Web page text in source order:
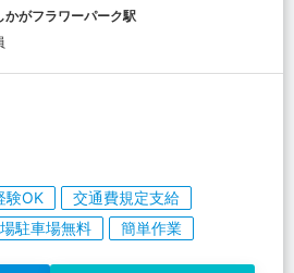
かがフラワーパーク駅
験OK
交通費規定支給
駐車場無料 簡単作業